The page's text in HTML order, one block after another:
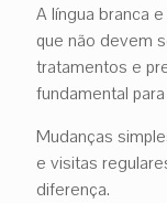
A língua branca
que não devem
tratamentos e
fundamental
Mudanças
e visitas
diferença.